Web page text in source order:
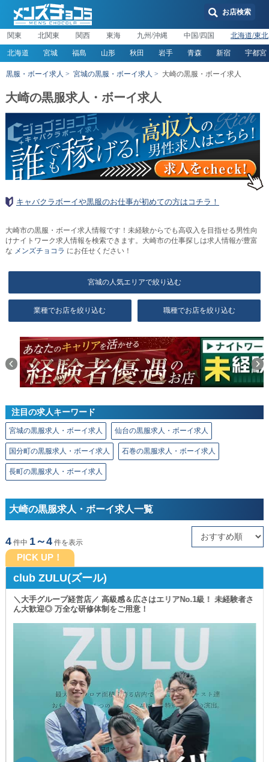
お店検索
関東 北関東 関西 東海 九州/沖縄 中国/四国 北海道/東北
北海道 宮城 福島 山形 秋田 岩手 青森 新宿 宇都宮
黒服・ボーイ求人 宮城の黒服・ボーイ求人 大崎の黒服・ボーイ求人
大崎の黒服求人・ボーイ求人
キャバクラボーイや黒服のお仕事が初めての方はコチラ！
大崎市の黒服・ボーイ求人情報です！未経験からでも高収入を目指せる男性向
けナイトワーク求人情報を検索できます。大崎市の仕事探しは求人情報が豊富
な メンズチョコラ にお任せください！
宮城の人気エリアで絞り込む
業種でお店を絞り込む 職種でお店を絞り込む
注目の求人キーワード
宮城の黒服求人・ボーイ求人 仙台の黒服求人・ボーイ求人
国分町の黒服求人・ボーイ求人 石巻の黒服求人・ボーイ求人
長町の黒服求人・ボーイ求人
大崎の黒服求人・ボーイ求人一覧
4件中 1～4件を表示
PICK UP！
club ZULU(ズール)
＼大手グループ経営店／ 高級感＆広さはエリアNo.1級！ 未経験者さ
ん大歓迎◎ 万全な研修体制をご用意！